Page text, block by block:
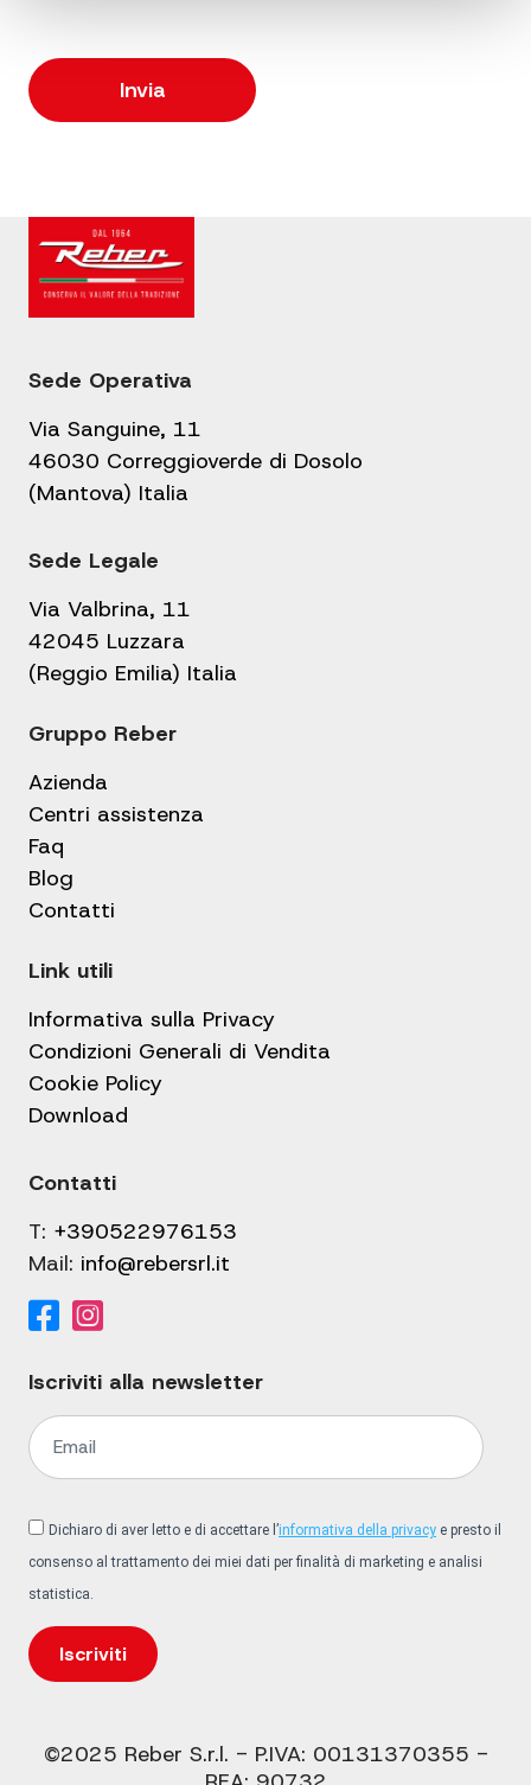
Sede Operativa
Via Sanguine, 11
46030 Correggioverde di Dosolo
(Mantova) Italia
Sede Legale
Via Valbrina, 11
42045 Luzzara
(Reggio Emilia) Italia
Gruppo Reber
Azienda
Centri assistenza
Faq
Blog
Contatti
Link utili
Informativa sulla Privacy
Condizioni Generali di Vendita
Cookie Policy
Download
Contatti
T: +390522976153
Mail: info@rebersrl.it
Iscriviti alla newsletter
Dichiaro di aver letto e di accettare l’informativa della privacy e presto il
consenso al trattamento dei miei dati per finalità di marketing e analisi
statistica.
Iscriviti
©2025 Reber S.r.l. - P.IVA: 00131370355 -